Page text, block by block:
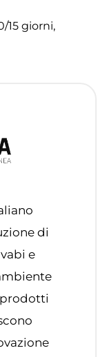
15 giorni,
di
e
prodotti